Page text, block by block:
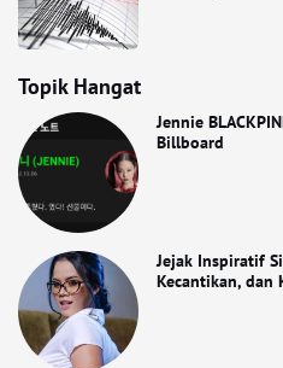
Topik Hangat
Jennie
Billboard
Jejak Inspiratif
Kecantikan, dan